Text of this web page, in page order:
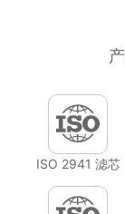
ISO 2941 滤芯